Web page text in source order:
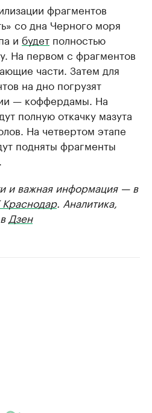
фрагментов
со дна Черного моря
и будет полностью
На первом с фрагментов
части. Затем для
на дно погрузят
— коффердамы. На
полную откачку мазута
На четвертом этапе
подняты фрагменты
и важная информация — в
. Аналитика,
Дзен